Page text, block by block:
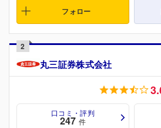
フォロー
2
丸三証券株式会社
口コミ・評判
247 件